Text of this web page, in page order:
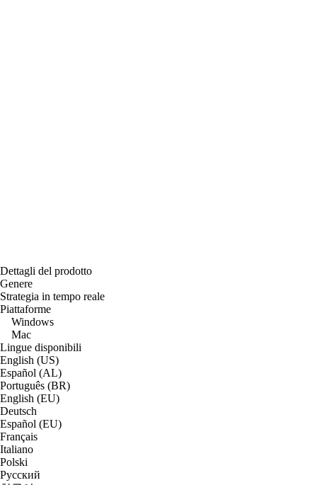
Dettagli del prodotto
Genere
Strategia in tempo reale
Piattaforme
Windows
Mac
Lingue disponibili
English (US)
Español (AL)
Português (BR)
English (EU)
Deutsch
Español (EU)
Français
Italiano
Polski
Русский